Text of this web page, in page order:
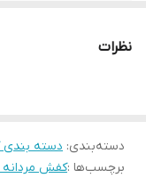
نحوه بسته شدن
کفش
نظرات
دسته‌بندی: دسته بندی
برچسب‌ها :کفش مردانه